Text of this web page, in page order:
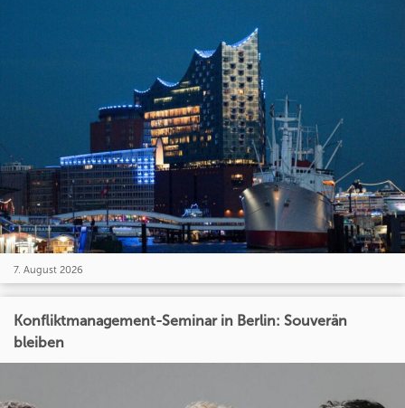
7. August 2026
Konfliktmanagement-Seminar in Berlin: Souverän
bleiben